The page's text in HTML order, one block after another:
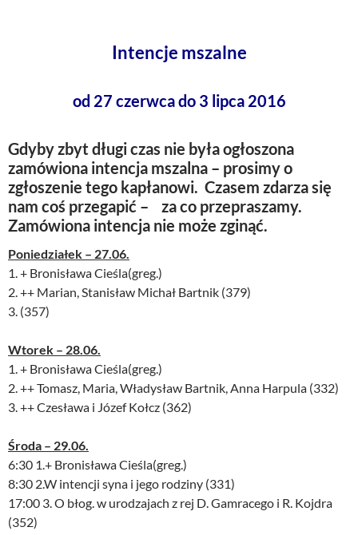
Intencje mszalne
od 27 czerwca do 3 lipca 2016
Gdyby zbyt długi czas nie była ogłoszona
zamówiona intencja mszalna – prosimy o
zgłoszenie tego kapłanowi. Czasem zdarza się
nam coś przegapić – za co przepraszamy.
Zamówiona intencja nie może zginąć.
Poniedziałek – 27.06.
1. + Bronisława Cieśla(greg.)
2. ++ Marian, Stanisław Michał Bartnik (379)
3. (357)
Wtorek – 28.06.
1. + Bronisława Cieśla(greg.)
2. ++ Tomasz, Maria, Władysław Bartnik, Anna Harpula (332)
3. ++ Czesława i Józef Kołcz (362)
Środa – 29.06.
6:30 1.+ Bronisława Cieśla(greg.)
8:30 2.W intencji syna i jego rodziny (331)
17:00 3. O błog. w urodzajach z rej D. Gamracego i R. Kojdra
(352)